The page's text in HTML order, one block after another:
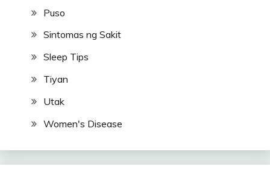
Puso
Sintomas ng Sakit
Sleep Tips
Tiyan
Utak
Women's Disease